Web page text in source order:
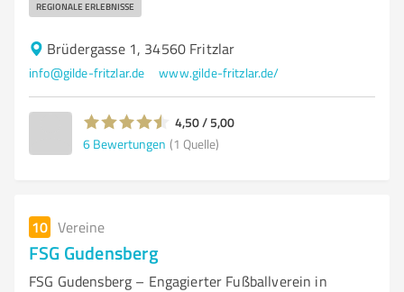
REGIONALE ERLEBNISSE
Brüdergasse 1, 34560 Fritzlar
info@gilde-fritzlar.de www.gilde-fritzlar.de/
4,50 / 5,00
6 Bewertungen (1 Quelle)
10 Vereine
FSG Gudensberg
FSG Gudensberg – Engagierter Fußballverein in